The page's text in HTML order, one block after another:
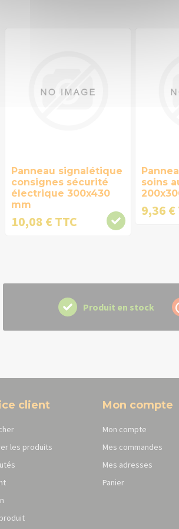
Panneau signalétique
consignes sécurité
électrique 300x430
mm
10,08 € TTC
soins
9,36 €
Produit en stock
client
les produits
Mon compte
Mon compte
Mes commandes
Mes adresses
Panier